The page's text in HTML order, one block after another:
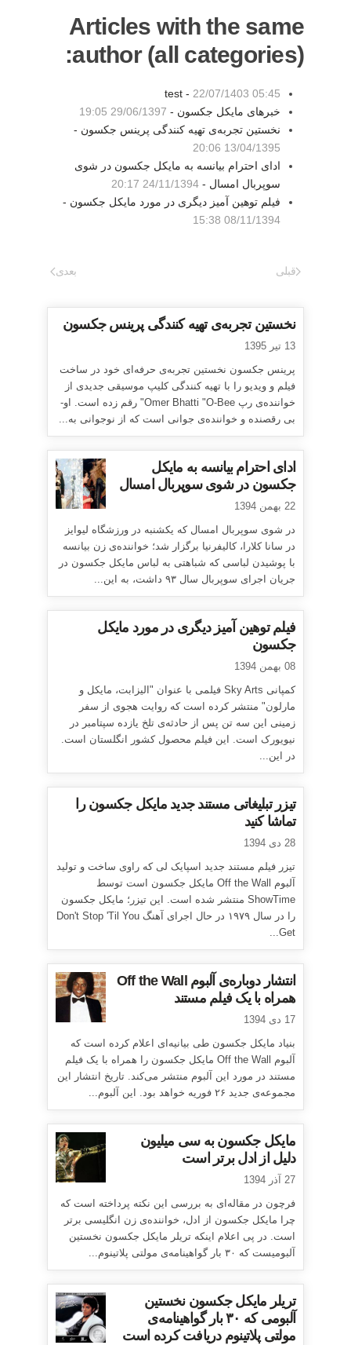
Articles with the same
author (all categories):
test - 22/07/1403 05:45
خبرهای مایکل جکسون - 29/06/1397 19:05
نخستین تجربه‌ی تهیه کنندگی پرینس جکسون -
13/04/1395 20:06
ادای احترام بیانسه به مایکل جکسون در شوی
سوپربال امسال - 24/11/1394 20:17
فیلم توهین آمیز دیگری در مورد مایکل جکسون -
08/11/1394 15:38
قبلی بعدی
نخستین تجربه‌ی تهیه کنندگی پرینس جکسون
13 تیر 1395
پرینس جکسون نخستین تجربه‌ی حرفه‌ای خود در ساخت
فیلم و ویدیو را با تهیه کنندگی کلیپ موسیقی جدیدی از
خواننده‌ی رپ Omer Bhatti "O-Bee" رقم زده است. او-
بی رقصنده و خواننده‌ی جوانی است که از نوجوانی به...
ادای احترام بیانسه به مایکل
جکسون در شوی سوپربال امسال
22 بهمن 1394
در شوی سوپربال امسال که یکشنبه در ورزشگاه لیوایز
در سانا کلارا، کالیفرنیا برگزار شد؛ خواننده‌ی زن بیانسه
با پوشیدن لباسی که شباهتی به لباس مایکل جکسون در
جریان اجرای سوپربال سال ۹۳ داشت، به این...
فیلم توهین آمیز دیگری در مورد مایکل
جکسون
08 بهمن 1394
کمپانی Sky Arts فیلمی با عنوان "الیزابت، مایکل و
مارلون" منتشر کرده است که روایت هجوی از سفر
زمینی این سه تن پس از حادثه‌ی تلخ یازده سپتامبر در
نیویورک است. این فیلم محصول کشور انگلستان است.
در این...
تیزر تبلیغاتی مستند جدید مایکل جکسون را
تماشا کنید
28 دی 1394
تیزر فیلم مستند جدید اسپایک لی که راوی ساخت و تولید
آلبوم Off the Wall مایکل جکسون است توسط
ShowTime منتشر شده است. این تیزر؛ مایکل جکسون
را در سال ۱۹۷۹ در حال اجرای آهنگ Don't Stop 'Til You
Get...
انتشار دوباره‌ی آلبوم Off the Wall
همراه با یک فیلم مستند
17 دی 1394
بنیاد مایکل جکسون طی بیانیه‌ای اعلام کرده است که
آلبوم Off the Wall مایکل جکسون را همراه با یک فیلم
مستند در مورد این آلبوم منتشر می‌کند. تاریخ انتشار این
مجموعه‌ی جدید ۲۶ فوریه خواهد بود. این آلبوم...
مایکل جکسون به سی میلیون
دلیل از ادل برتر است
27 آذر 1394
فرچون در مقاله‌ای به بررسی این نکته پرداخته است که
چرا مایکل جکسون از ادل، خواننده‌ی زن انگلیسی برتر
است. در پی اعلام اینکه تریلر مایکل جکسون نخستین
آلبومیست که ۳۰ بار گواهینامه‌ی مولتی پلاتینوم...
تریلر مایکل جکسون نخستین
آلبومی که ۳۰ بار گواهینامه‌ی
مولتی پلاتینوم دریافت کرده است